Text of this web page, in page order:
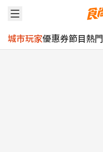
城市玩家優惠券節目熱門